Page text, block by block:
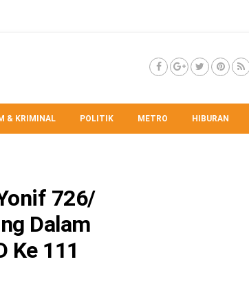
& KRIMINAL POLITIK METRO HIBURAN
726/
Dalam
Ke 111